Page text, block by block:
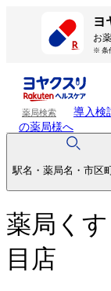
ヨ
お
※ 条
薬局検索
導入検
の薬局様へ
駅名・薬局名・市区
薬局く
目店
処方せんを送って
処方せんを送って